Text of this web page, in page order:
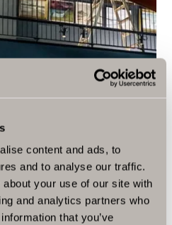
content and ads, to
and to analyse our traffic.
your use of our site with
and analytics partners who
that you’ve